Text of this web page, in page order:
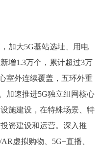
加大5G基站选址、用电
增1.3万个，累计超过3万
室外连续覆盖，五环外重
加速推进5G独立组网核心
施建设，在特殊场景、特
资建设和运营。深入推
虚拟购物、5G+直播、